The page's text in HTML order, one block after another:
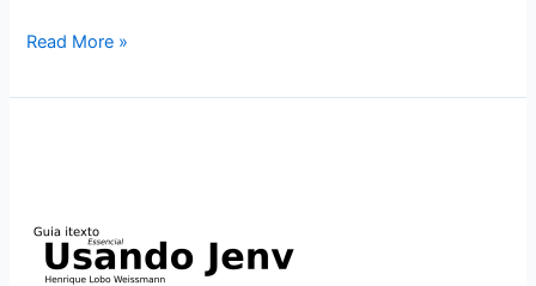
Grails
Vue.js
Read More »